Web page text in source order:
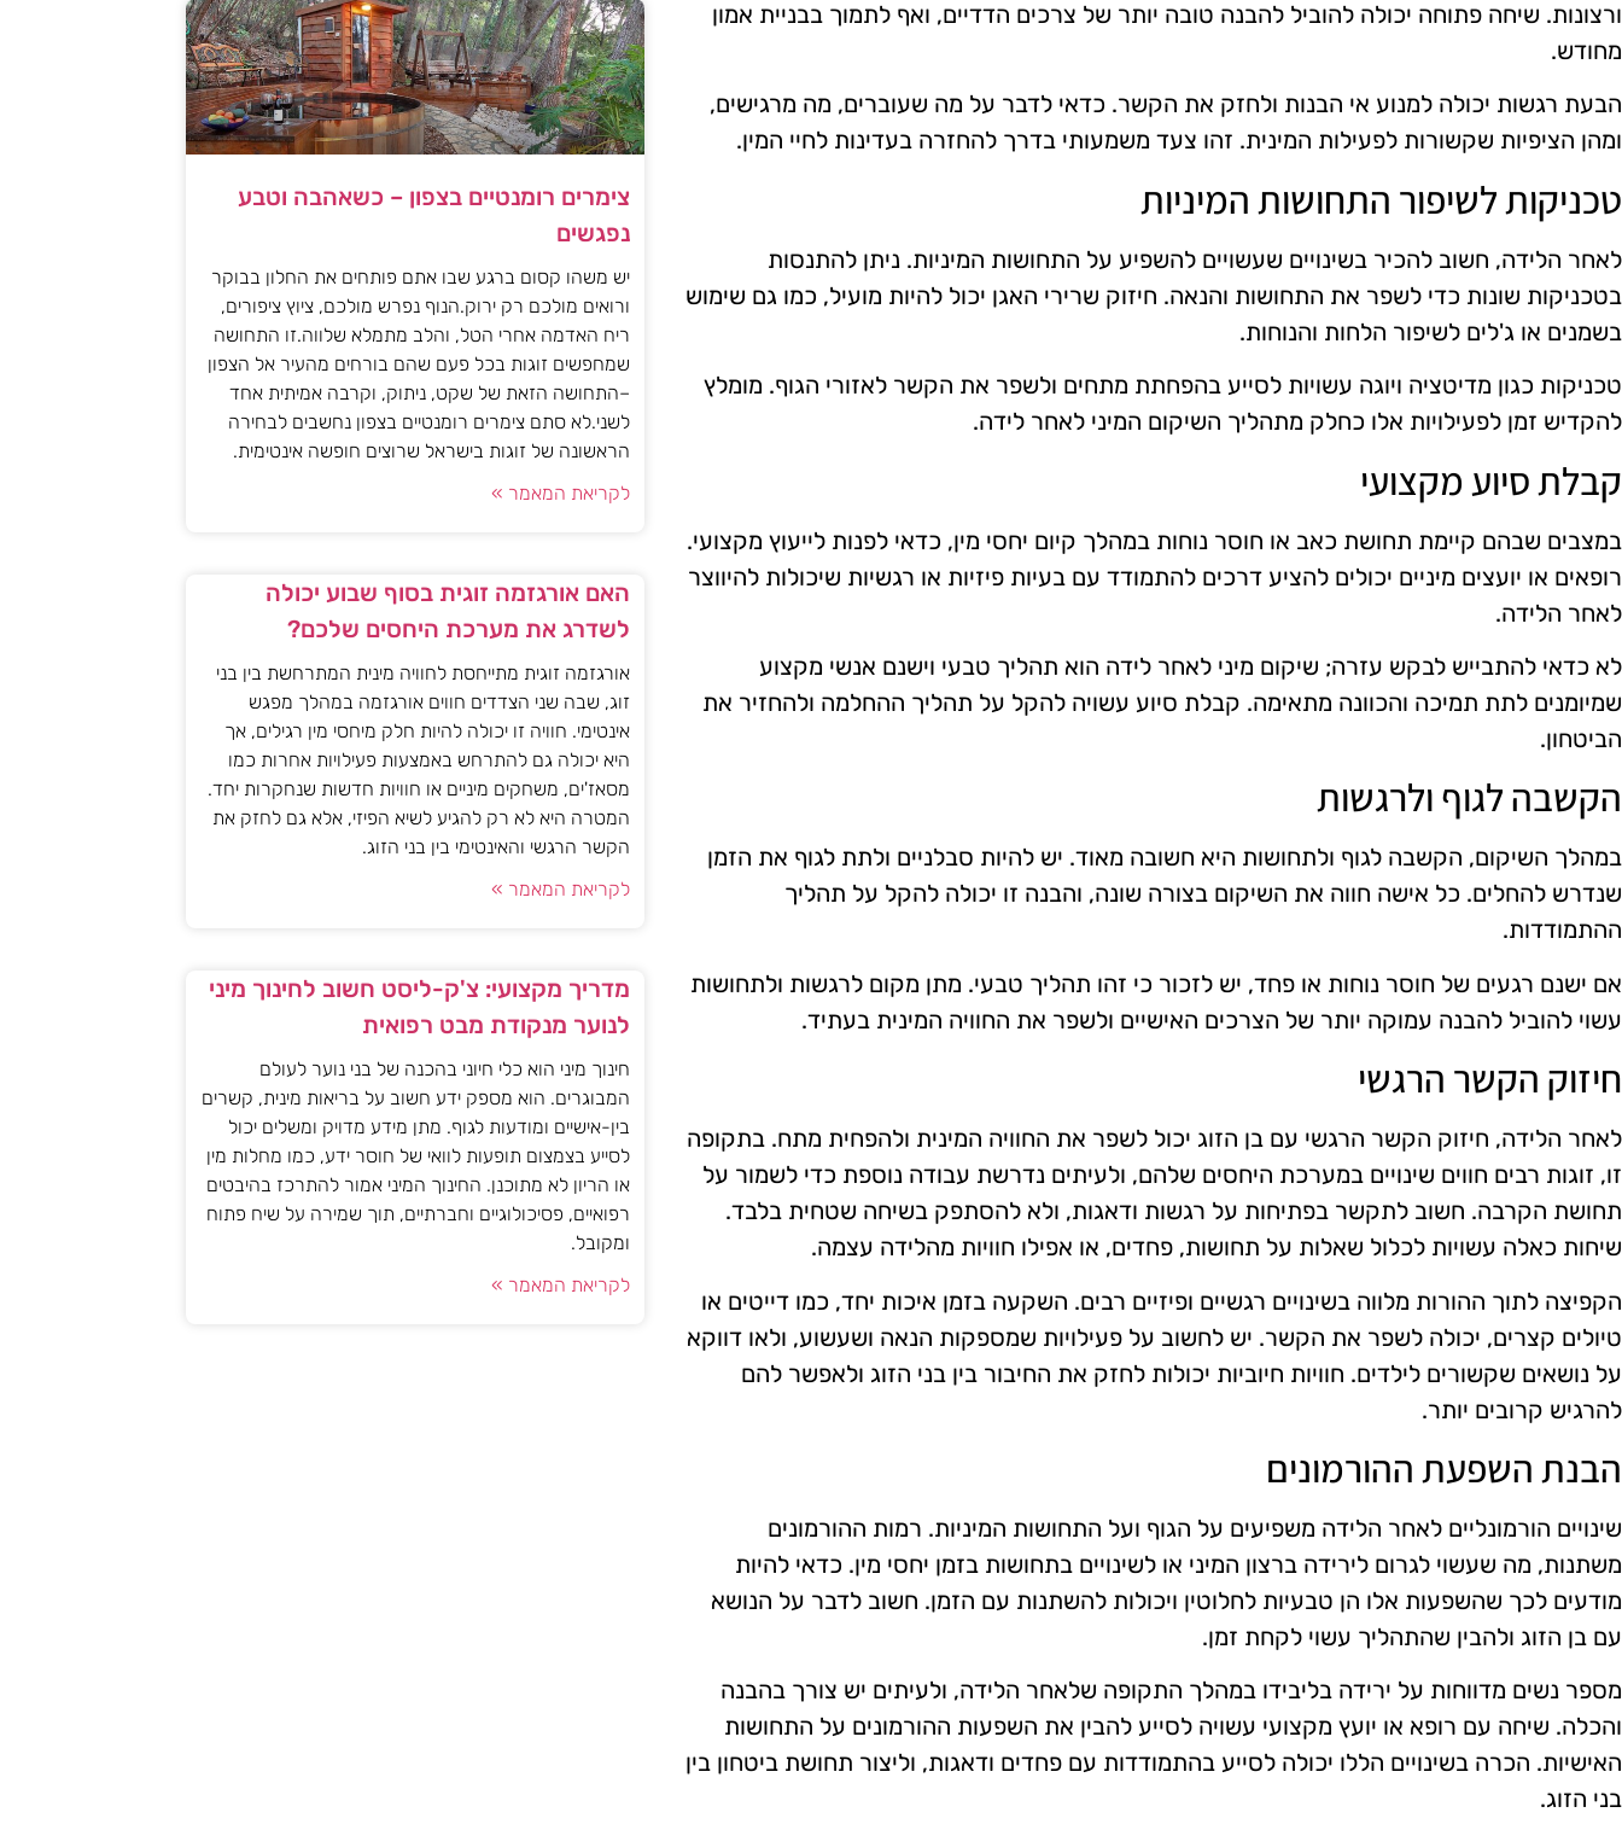
ורצונות. שיחה פתוחה יכולה להוביל להבנה טובה יותר של צרכים הדדיים, ואף לתמוך בבניית אמון
מחודש.
הבעת רגשות יכולה למנוע אי הבנות ולחזק את הקשר. כדאי לדבר על מה שעוברים, מה מרגישים,
ומהן הציפיות שקשורות לפעילות המינית. זהו צעד משמעותי בדרך להחזרה בעדינות לחיי המין.
טכניקות לשיפור התחושות המיניות
לאחר הלידה, חשוב להכיר בשינויים שעשויים להשפיע על התחושות המיניות. ניתן להתנסות
בטכניקות שונות כדי לשפר את התחושות והנאה. חיזוק שרירי האגן יכול להיות מועיל, כמו גם שימוש
בשמנים או ג'לים לשיפור הלחות והנוחות.
טכניקות כגון מדיטציה ויוגה עשויות לסייע בהפחתת מתחים ולשפר את הקשר לאזורי הגוף. מומלץ
להקדיש זמן לפעילויות אלו כחלק מתהליך השיקום המיני לאחר לידה.
קבלת סיוע מקצועי
במצבים שבהם קיימת תחושת כאב או חוסר נוחות במהלך קיום יחסי מין, כדאי לפנות לייעוץ מקצועי.
רופאים או יועצים מיניים יכולים להציע דרכים להתמודד עם בעיות פיזיות או רגשיות שיכולות להיווצר
לאחר הלידה.
לא כדאי להתבייש לבקש עזרה; שיקום מיני לאחר לידה הוא תהליך טבעי וישנם אנשי מקצוע
שמיומנים לתת תמיכה והכוונה מתאימה. קבלת סיוע עשויה להקל על תהליך ההחלמה ולהחזיר את
הביטחון.
הקשבה לגוף ולרגשות
במהלך השיקום, הקשבה לגוף ולתחושות היא חשובה מאוד. יש להיות סבלניים ולתת לגוף את הזמן
שנדרש להחלים. כל אישה חווה את השיקום בצורה שונה, והבנה זו יכולה להקל על תהליך
ההתמודדות.
אם ישנם רגעים של חוסר נוחות או פחד, יש לזכור כי זהו תהליך טבעי. מתן מקום לרגשות ולתחושות
עשוי להוביל להבנה עמוקה יותר של הצרכים האישיים ולשפר את החוויה המינית בעתיד.
חיזוק הקשר הרגשי
לאחר הלידה, חיזוק הקשר הרגשי עם בן הזוג יכול לשפר את החוויה המינית ולהפחית מתח. בתקופה
זו, זוגות רבים חווים שינויים במערכת היחסים שלהם, ולעיתים נדרשת עבודה נוספת כדי לשמור על
תחושת הקרבה. חשוב לתקשר בפתיחות על רגשות ודאגות, ולא להסתפק בשיחה שטחית בלבד.
שיחות כאלה עשויות לכלול שאלות על תחושות, פחדים, או אפילו חוויות מהלידה עצמה.
הקפיצה לתוך ההורות מלווה בשינויים רגשיים ופיזיים רבים. השקעה בזמן איכות יחד, כמו דייטים או
טיולים קצרים, יכולה לשפר את הקשר. יש לחשוב על פעילויות שמספקות הנאה ושעשוע, ולאו דווקא
על נושאים שקשורים לילדים. חוויות חיוביות יכולות לחזק את החיבור בין בני הזוג ולאפשר להם
להרגיש קרובים יותר.
הבנת השפעת ההורמונים
שינויים הורמונליים לאחר הלידה משפיעים על הגוף ועל התחושות המיניות. רמות ההורמונים
משתנות, מה שעשוי לגרום לירידה ברצון המיני או לשינויים בתחושות בזמן יחסי מין. כדאי להיות
מודעים לכך שהשפעות אלו הן טבעיות לחלוטין ויכולות להשתנות עם הזמן. חשוב לדבר על הנושא
עם בן הזוג ולהבין שהתהליך עשוי לקחת זמן.
מספר נשים מדווחות על ירידה בליבידו במהלך התקופה שלאחר הלידה, ולעיתים יש צורך בהבנה
והכלה. שיחה עם רופא או יועץ מקצועי עשויה לסייע להבין את השפעות ההורמונים על התחושות
האישיות. הכרה בשינויים הללו יכולה לסייע בהתמודדות עם פחדים ודאגות, וליצור תחושת ביטחון בין
בני הזוג.
צימרים רומנטיים בצפון – כשאהבה וטבע
נפגשים
יש משהו קסום ברגע שבו אתם פותחים את החלון בבוקר
ורואים מולכם רק ירוק.הנוף נפרש מולכם, ציוץ ציפורים,
ריח האדמה אחרי הטל, והלב מתמלא שלווה.זו התחושה
שמחפשים זוגות בכל פעם שהם בורחים מהעיר אל הצפון
–התחושה הזאת של שקט, ניתוק, וקרבה אמיתית אחד
לשני.לא סתם צימרים רומנטיים בצפון נחשבים לבחירה
הראשונה של זוגות בישראל שרוצים חופשה אינטימית.
לקריאת המאמר »
האם אורגזמה זוגית בסוף שבוע יכולה
לשדרג את מערכת היחסים שלכם?
אורגזמה זוגית מתייחסת לחוויה מינית המתרחשת בין בני
זוג, שבה שני הצדדים חווים אורגזמה במהלך מפגש
אינטימי. חוויה זו יכולה להיות חלק מיחסי מין רגילים, אך
היא יכולה גם להתרחש באמצעות פעילויות אחרות כמו
מסאז'ים, משחקים מיניים או חוויות חדשות שנחקרות יחד.
המטרה היא לא רק להגיע לשיא הפיזי, אלא גם לחזק את
הקשר הרגשי והאינטימי בין בני הזוג.
לקריאת המאמר »
מדריך מקצועי: צ'ק-ליסט חשוב לחינוך מיני
לנוער מנקודת מבט רפואית
חינוך מיני הוא כלי חיוני בהכנה של בני נוער לעולם
המבוגרים. הוא מספק ידע חשוב על בריאות מינית, קשרים
בין-אישיים ומודעות לגוף. מתן מידע מדויק ומשלים יכול
לסייע בצמצום תופעות לוואי של חוסר ידע, כמו מחלות מין
או הריון לא מתוכנן. החינוך המיני אמור להתרכז בהיבטים
רפואיים, פסיכולוגיים וחברתיים, תוך שמירה על שיח פתוח
ומקובל.
לקריאת המאמר »